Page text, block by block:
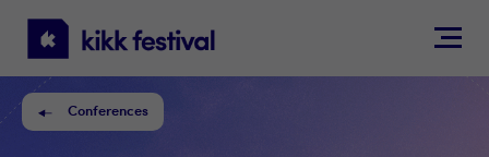
KIKK
Festival
Conferences